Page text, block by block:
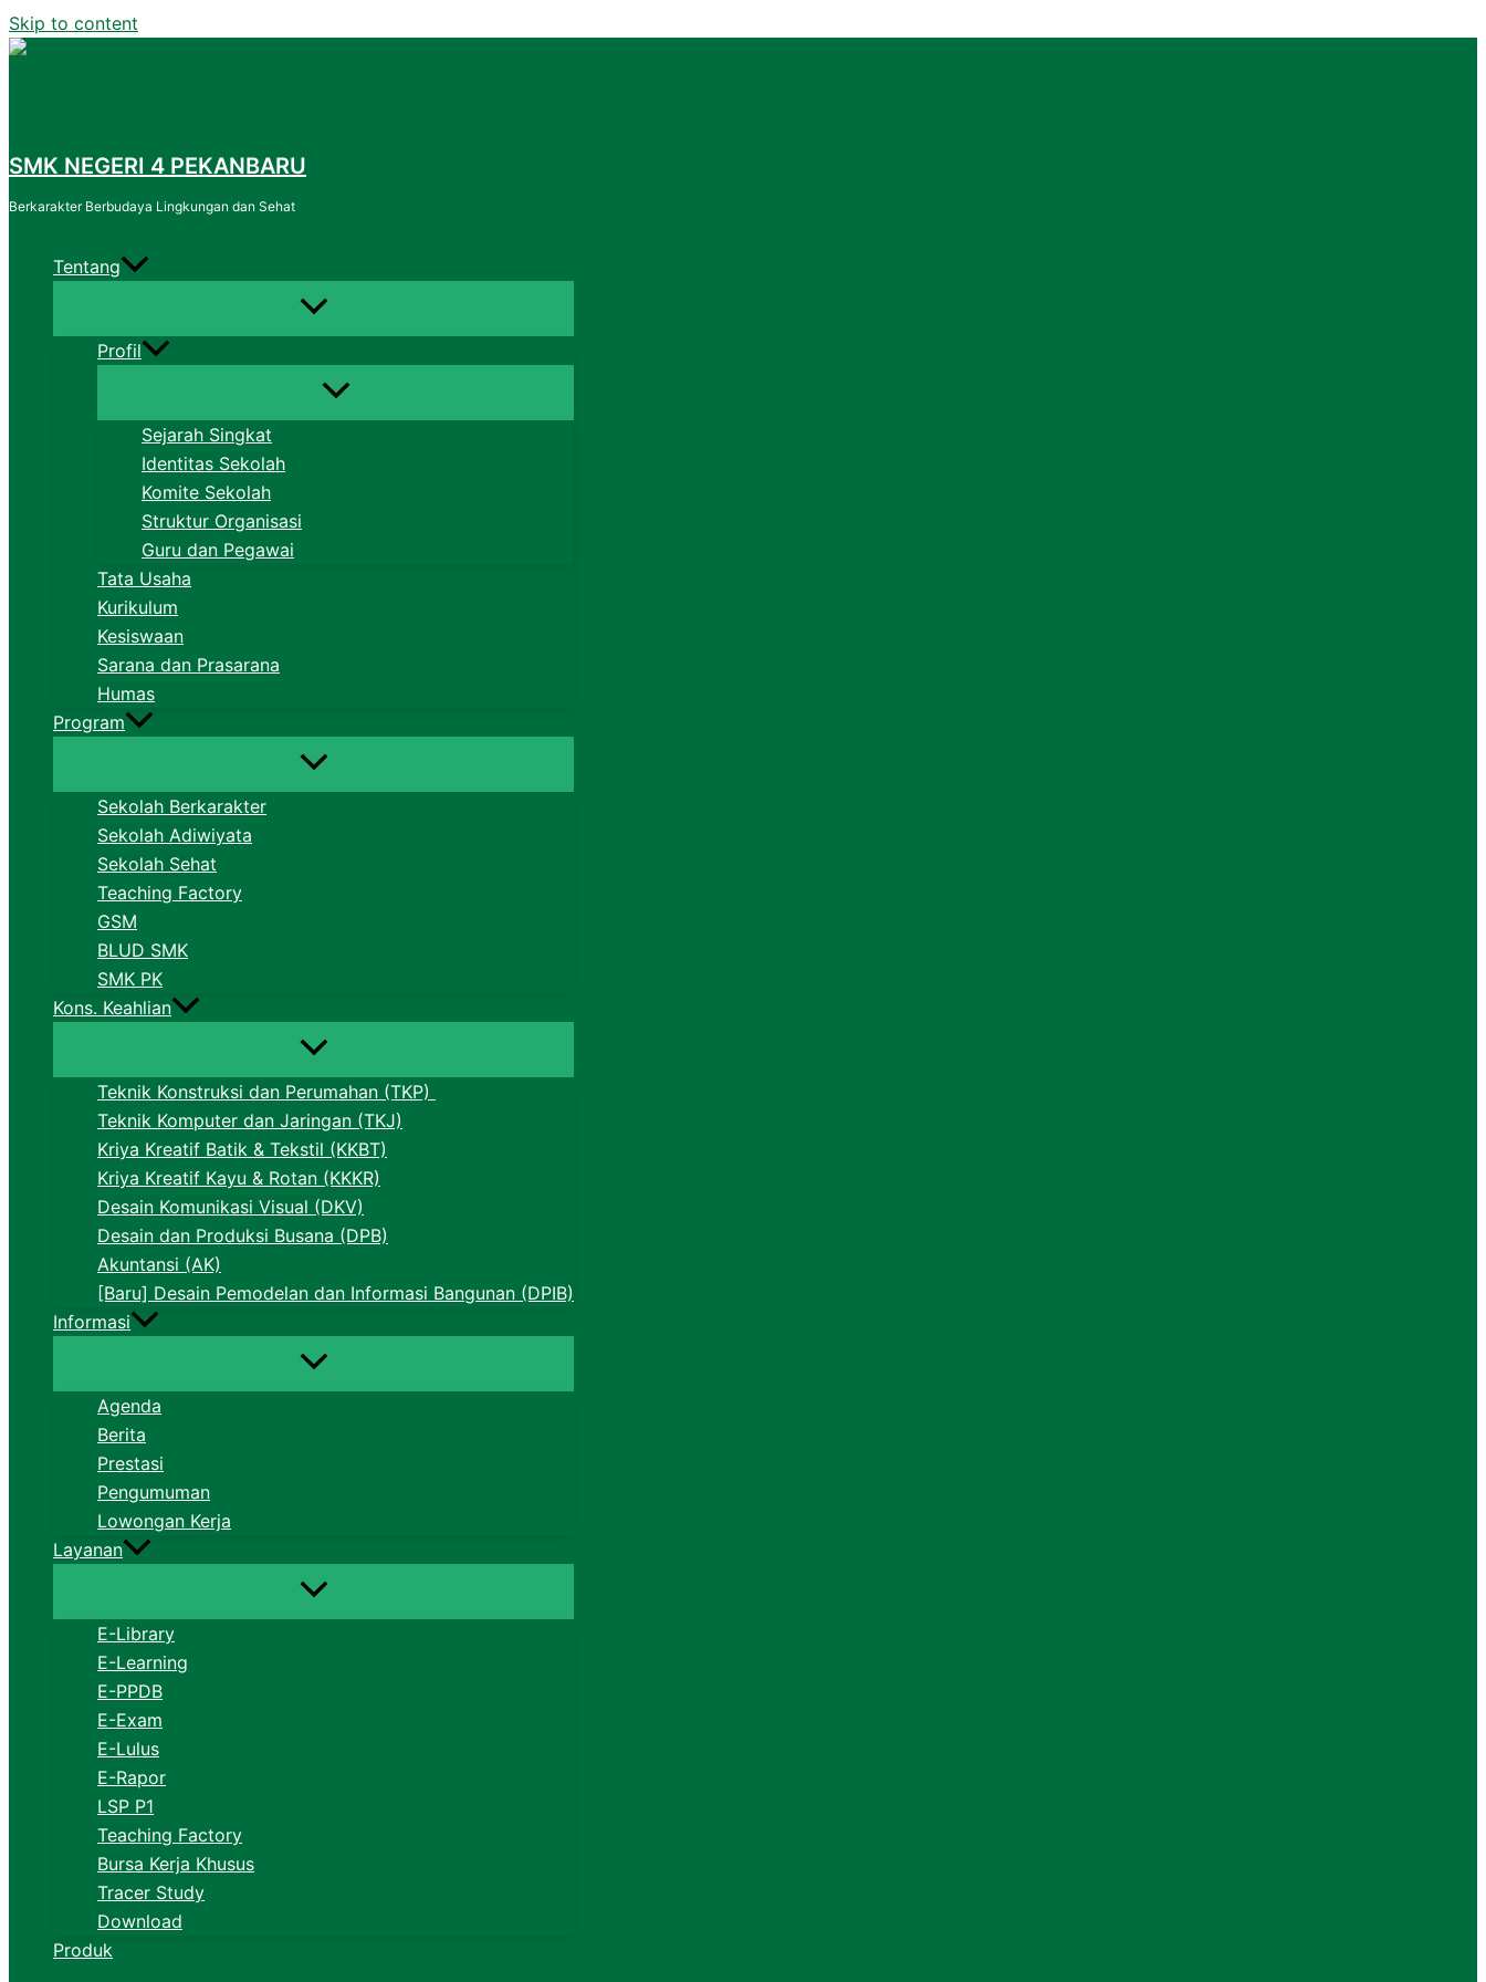
Skip to content
SMK NEGERI 4 PEKANBARU
Berkarakter Berbudaya Lingkungan dan Sehat
Tentang
Profil
Sejarah Singkat
Identitas Sekolah
Komite Sekolah
Struktur Organisasi
Guru dan Pegawai
Tata Usaha
Kurikulum
Kesiswaan
Sarana dan Prasarana
Humas
Program
Sekolah Berkarakter
Sekolah Adiwiyata
Sekolah Sehat
Teaching Factory
GSM
BLUD SMK
SMK PK
Kons. Keahlian
Teknik Konstruksi dan Perumahan (TKP)
Teknik Komputer dan Jaringan (TKJ)
Kriya Kreatif Batik & Tekstil (KKBT)
Kriya Kreatif Kayu & Rotan (KKKR)
Desain Komunikasi Visual (DKV)
Desain dan Produksi Busana (DPB)
Akuntansi (AK)
[Baru] Desain Pemodelan dan Informasi Bangunan (DPIB)
Informasi
Agenda
Berita
Prestasi
Pengumuman
Lowongan Kerja
Layanan
E-Library
E-Learning
E-PPDB
E-Exam
E-Lulus
E-Rapor
LSP P1
Teaching Factory
Bursa Kerja Khusus
Tracer Study
Download
Produk